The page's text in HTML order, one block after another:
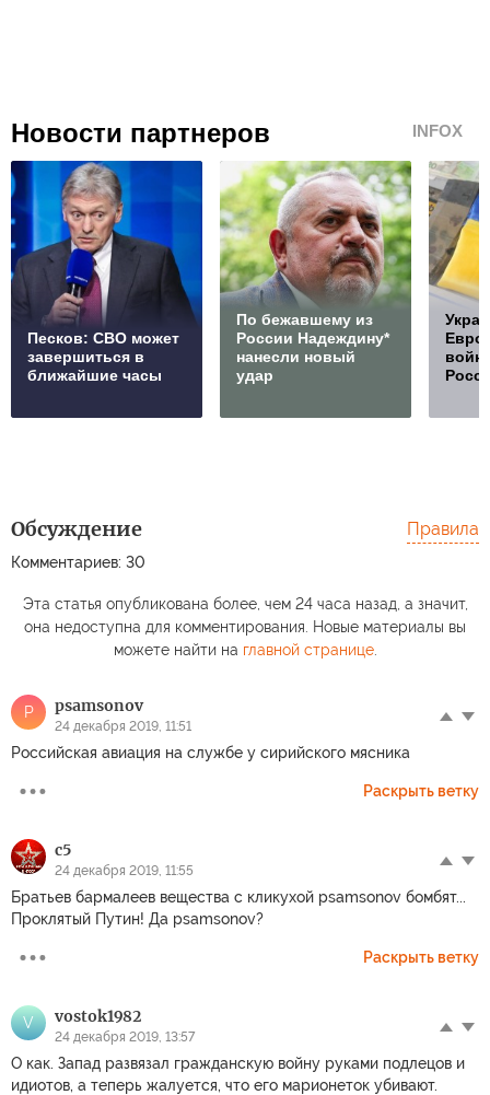
Новости партнеров INFOX
Песков: СВО может
завершиться в
ближайшие часы
По бежавшему из
России Надеждину*
нанесли новый
удар
Обсуждение
Комментариев: 30
Правила
Эта статья опубликована более, чем 24 часа назад, а значит,
она недоступна для комментирования. Новые материалы вы
можете найти на главной странице.
P psamsonov
24 декабря 2019, 11:51
Российская авиация на службе у сирийского мясника
Раскрыть ветку
c5
24 декабря 2019, 11:55
Братьев бармалеев вещества с кликухой psamsonov бомбят...
Проклятый Путин! Да psamsonov?
Раскрыть ветку
V vostok1982
24 декабря 2019, 13:57
О как. Запад развязал гражданскую войну руками подлецов и
идиотов, а теперь жалуется, что его марионеток убивают.